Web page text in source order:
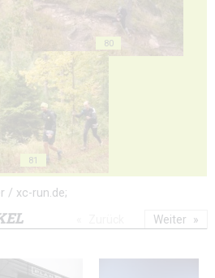
80
81
/ xc-run.de;
Weiter